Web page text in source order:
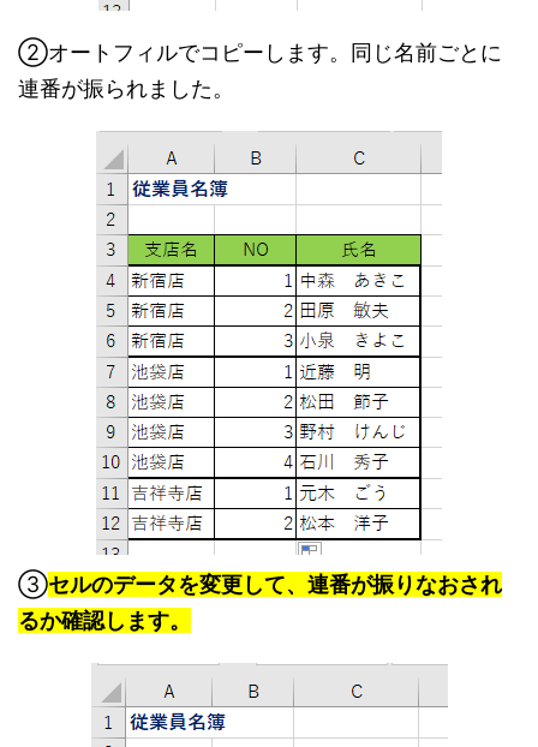
②オートフィルでコピーします。同じ名前ごとに
連番が振られました。
③セルのデータを変更して、連番が振りなおされ
るか確認します。